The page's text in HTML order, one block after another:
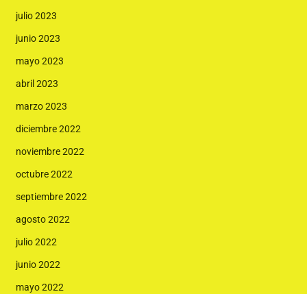
julio 2023
junio 2023
mayo 2023
abril 2023
marzo 2023
diciembre 2022
noviembre 2022
octubre 2022
septiembre 2022
agosto 2022
julio 2022
junio 2022
mayo 2022